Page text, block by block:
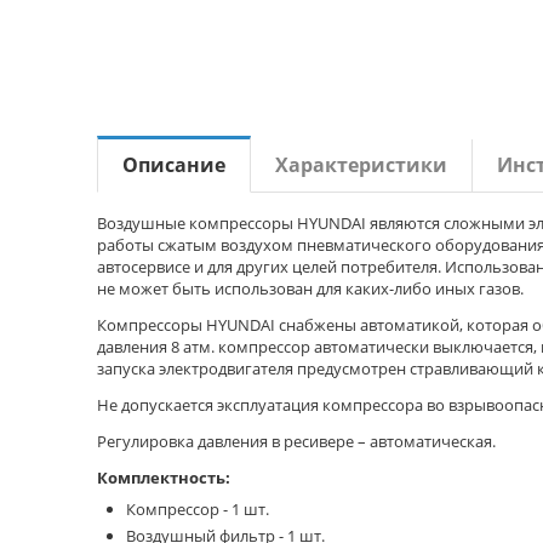
Описание Характеристики
Воздушные компрессоры HYUNDAI являются сложными
работы сжатым воздухом пневматического
автосервисе и для других целей потребителя.
не может быть использован для каких-либо иных газов.
Компрессоры HYUNDAI снабжены автоматикой, которая
давления 8 атм. компрессор автоматически
запуска электродвигателя предусмотрен
Не допускается эксплуатация компрессора во
Регулировка давления в ресивере – автоматическая.
Комплектность:
Компрессор - 1 шт.
Воздушный фильтр - 1 шт.